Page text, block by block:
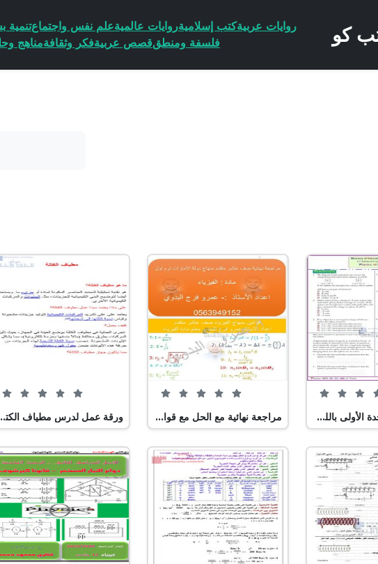
روايات عربيةكتب إسلاميةروايات عالميةعلم نفس واجتماعتنمية
فلسفة ومنطققصص عربيةفكر وثقافةمناهج
0 من 5 (0 تصويت)
أوراق عمل الوحدة الأولى باللغة الانجليزية, منهج انجليزي (فيزياء) الثاني عشر المتقدم
0 من 5 (0 تصويت)
مراجعة نهائية مع الحل مع قوانين المنهاج, (فيزياء) العاشر المتقدم
0 من 5 (0 تصويت)
ورقة عمل لدرس مطياف